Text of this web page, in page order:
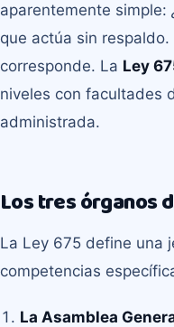
aparentemente simple:
que actúa sin
corresponde. La Ley
niveles con facultades
administrada.
Los tres órganos
La Ley 675 define una
competencias
La Asamblea